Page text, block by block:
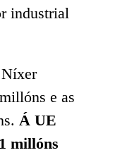
industrial
e as
Á UE
millóns